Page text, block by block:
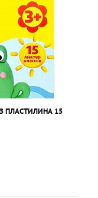
ПЛАСТИЛИНА 15